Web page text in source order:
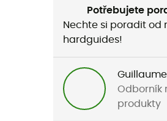
Potřebujete
Nechte si poradit od
hardguides!
Guillaume
Odborník
produkty